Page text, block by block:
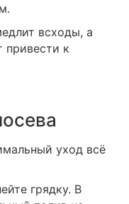
всходы, а
к
уход всё
грядку. В